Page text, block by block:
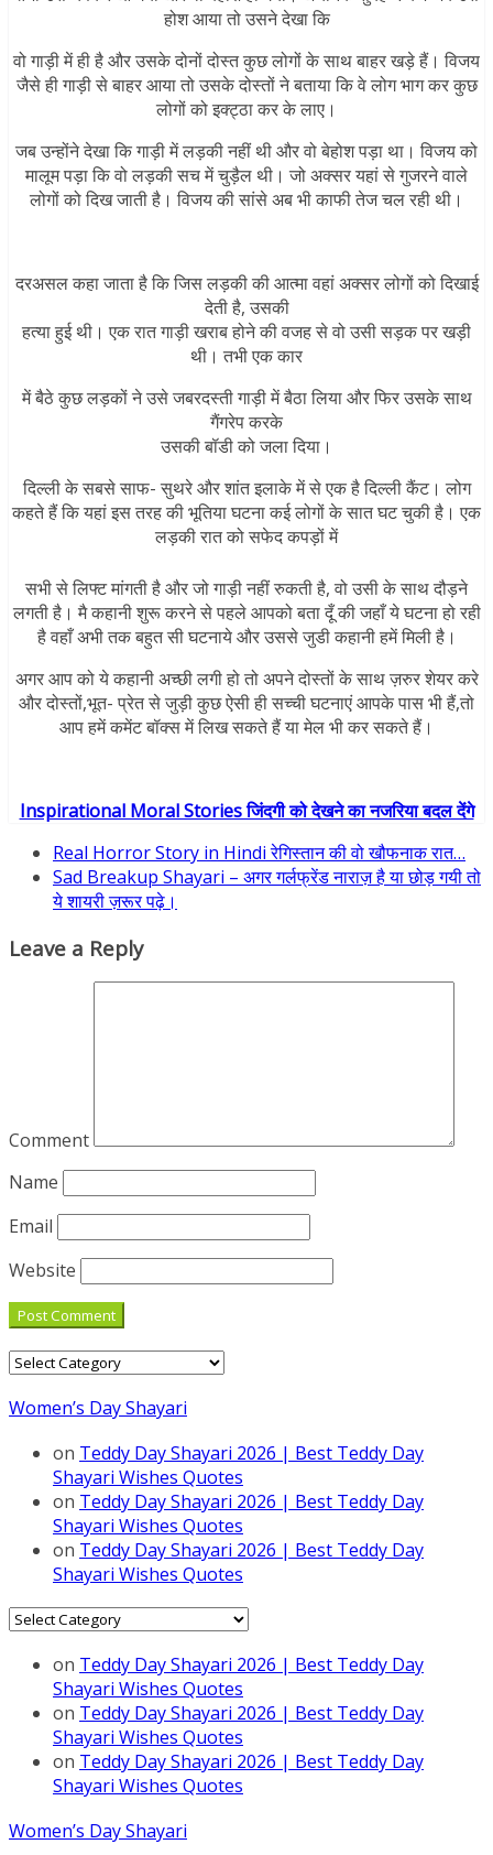
होश आया तो उसने देखा कि
वो गाड़ी में ही है और उसके दोनों दोस्त कुछ लोगों के साथ बाहर खड़े हैं। विजय
जैसे ही गाड़ी से बाहर आया तो उसके दोस्तों ने बताया कि वे लोग भाग कर कुछ
लोगों को इक्ट्ठा कर के लाए।
जब उन्होंने देखा कि गाड़ी में लड़की नहीं थी और वो बेहोश पड़ा था। विजय को
मालूम पड़ा कि वो लड़की सच में चुड़ैल थी। जो अक्सर यहां से गुजरने वाले
लोगों को दिख जाती है। विजय की सांसे अब भी काफी तेज चल रही थी।
दरअसल कहा जाता है कि जिस लड़की की आत्मा वहां अक्सर लोगों को दिखाई
देती है, उसकी
हत्या हुई थी। एक रात गाड़ी खराब होने की वजह से वो उसी सड़क पर खड़ी
थी। तभी एक कार
में बैठे कुछ लड़कों ने उसे जबरदस्ती गाड़ी में बैठा लिया और फिर उसके साथ
गैंगरेप करके
उसकी बॉडी को जला दिया।
दिल्ली के सबसे साफ- सुथरे और शांत इलाके में से एक है दिल्ली कैंट। लोग
कहते हैं कि यहां इस तरह की भूतिया घटना कई लोगों के सात घट चुकी है। एक
लड़की रात को सफेद कपड़ों में
सभी से लिफ्ट मांगती है और जो गाड़ी नहीं रुकती है, वो उसी के साथ दौड़ने
लगती है। मै कहानी शुरू करने से पहले आपको बता दूँ की जहाँ ये घटना हो रही
है वहाँ अभी तक बहुत सी घटनाये और उससे जुडी कहानी हमें मिली है।
अगर आप को ये कहानी अच्छी लगी हो तो अपने दोस्तों के साथ ज़रुर शेयर करे
और दोस्तों,भूत- प्रेत से जुड़ी कुछ ऐसी ही सच्ची घटनाएं आपके पास भी हैं,तो
आप हमें कमेंट बॉक्स में लिख सकते हैं या मेल भी कर सकते हैं।
Inspirational Moral Stories जिंदगी को देखने का नजरिया बदल देंगे
Real Horror Story in Hindi रेगिस्तान की वो खौफनाक रात…
Sad Breakup Shayari – अगर गर्लफ्रेंड नाराज़ है या छोड़ गयी तो
ये शायरी ज़रूर पढ़े।
Leave a Reply
Comment
Name
Email
Website
Categories
Women’s Day Shayari
on Teddy Day Shayari 2026 | Best Teddy Day
Shayari Wishes Quotes
on Teddy Day Shayari 2026 | Best Teddy Day
Shayari Wishes Quotes
on Teddy Day Shayari 2026 | Best Teddy Day
Shayari Wishes Quotes
Categories
on Teddy Day Shayari 2026 | Best Teddy Day
Shayari Wishes Quotes
on Teddy Day Shayari 2026 | Best Teddy Day
Shayari Wishes Quotes
on Teddy Day Shayari 2026 | Best Teddy Day
Shayari Wishes Quotes
Women’s Day Shayari